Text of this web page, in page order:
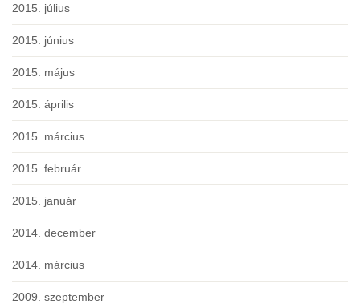
2015. július
2015. június
2015. május
2015. április
2015. március
2015. február
2015. január
2014. december
2014. március
2009. szeptember